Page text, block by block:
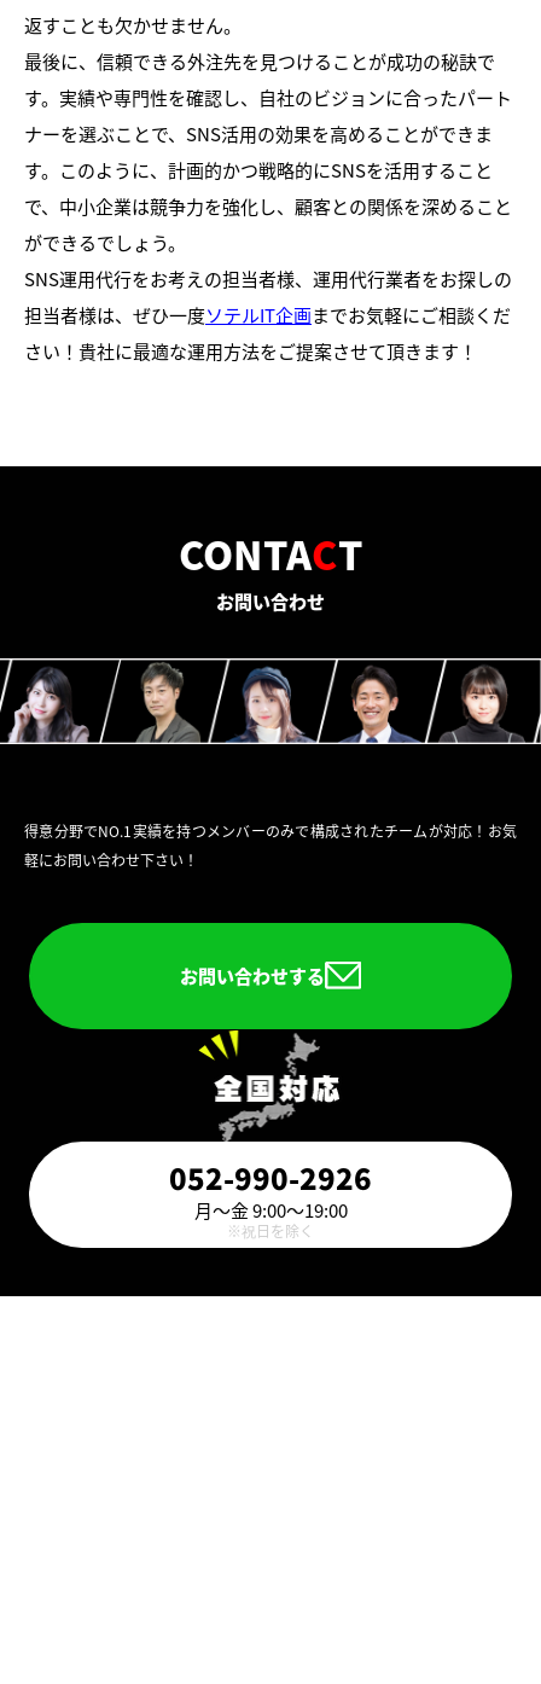
返すことも欠かせません。
最後に、信頼できる外注先を見つけることが成功の秘訣で
す。実績や専門性を確認し、自社のビジョンに合ったパート
ナーを選ぶことで、SNS活用の効果を高めることができま
す。このように、計画的かつ戦略的にSNSを活用すること
で、中小企業は競争力を強化し、顧客との関係を深めること
ができるでしょう。
SNS運用代行をお考えの担当者様、運用代行業者をお探しの
担当者様は、ぜひ一度ソテルIT企画までお気軽にご相談くだ
さい！貴社に最適な運用方法をご提案させて頂きます！
CONTACT
お問い合わせ
得意分野でNO.1実績を持つメンバーのみで構成されたチームが対応！お気
軽にお問い合わせ下さい！
お問い合わせする
052-990-2926